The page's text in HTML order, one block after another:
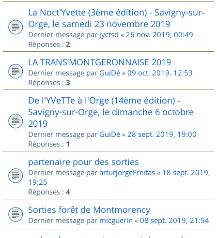
La Noct'Yvette (3ème édition) - Savigny-sur-
Orge, le samedi 23 novembre 2019
Dernier message par jyctsd « 26 nov. 2019, 00:49
Réponses : 2
LA TRANS’MONTGERONNAISE 2019
Dernier message par GuiDé « 09 oct. 2019, 12:53
Réponses : 3
De l'YVeTTe à l'Orge (14ème édition) -
Savigny-sur-Orge, le dimanche 6 octobre
2019
Dernier message par GuiDé « 28 sept. 2019, 19:00
Réponses : 1
partenaire pour des sorties
Dernier message par arturjorgeFreitas « 18 sept. 2019,
19:25
Réponses : 4
Sorties forêt de Montmorency
Dernier message par micguerin « 08 sept. 2019, 21:54